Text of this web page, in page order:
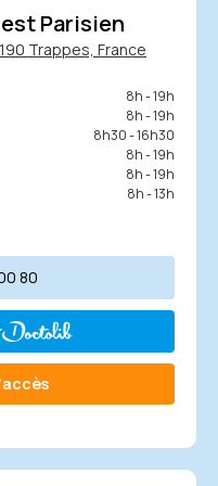
une première étape
biopsie.
comme une
masse
tissus mous constitue
qui reste la méthode de
les parties molles.
Parisien
Trappes, France
8h - 19h
8h - 19h
8h30 - 16h30
8h - 19h
8h - 19h
8h - 13h
80